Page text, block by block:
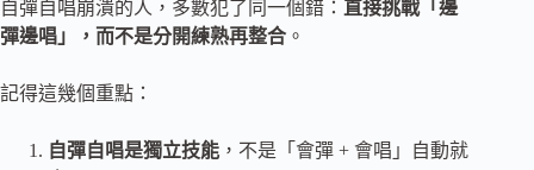
自彈自唱崩潰的人，多數犯了同一個錯： 直接挑戰「邊
彈邊唱」，而不是分開練熟再整合 。
記得這幾個重點：
自彈自唱是獨立技能 ，不是「會彈 + 會唱」自動就